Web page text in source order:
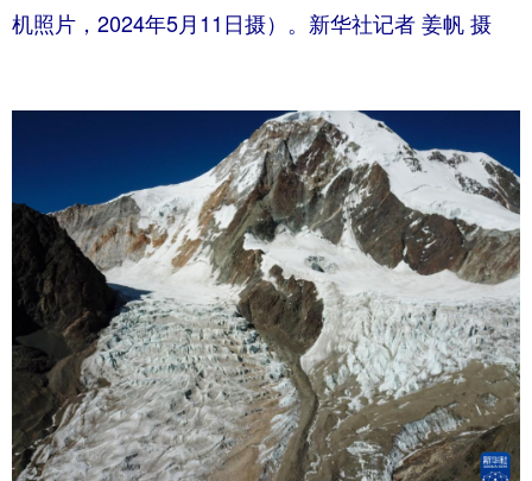
机照片，2024年5月11日摄）。新华社记者 姜帆 摄